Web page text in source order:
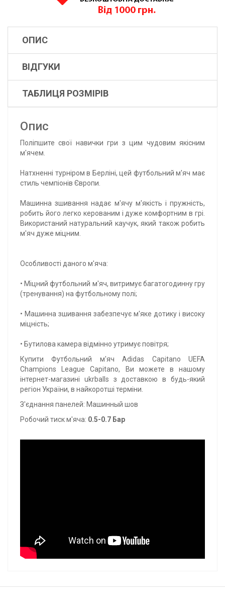
ОПИС
ВІДГУКИ
ТАБЛИЦЯ РОЗМІРІВ
Опис
Поліпшите свої навички гри з цим чудовим якісним
м'ячем.
Натхненні турніром в Берліні, цей футбольний м'яч має
стиль чемпіонів Європи.
Машинна зшивання надає м'ячу м'якість і пружність,
робить його легко керованим і дуже комфортним в грі.
Використаний натуральний каучук, який також робить
м'яч дуже міцним.
Особливості даного м'яча:
• Міцний футбольний м'яч, витримує багатогодинну гру
(тренування) на футбольному полі;
• Машинна зшивання забезпечує м'яке дотику і високу
міцність;
• Бутилова камера відмінно утримує повітря;
Купити Футбольний м'яч Adidas Capitano UEFA
Champions League Capitano, Ви можете в нашому
інтернет-магазині ukrballs з доставкою в будь-який
регіон України, в найкоротші терміни.
З'єднання панелей: Машинный шов
Робочий тиск м'яча: 0.5-0.7 Бар